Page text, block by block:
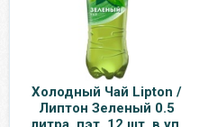
Холодный Чай Lipton /
Липтон Зеленый 0.5